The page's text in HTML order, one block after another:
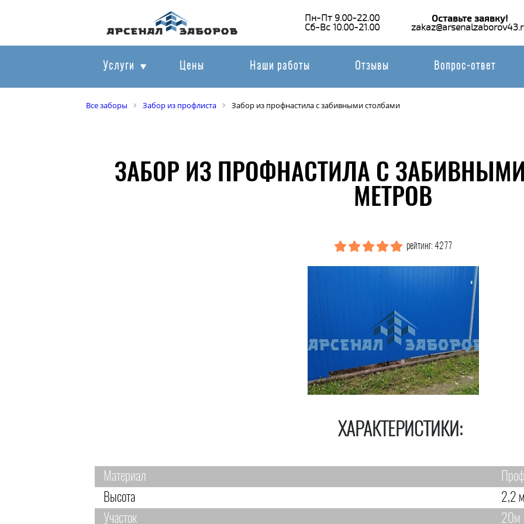
Пн-Пт 9.00-22.00
Сб-Вс 10.00-21.00
Оставьте заявку!
Услуги Цены Наши работы Отзывы Вопрос-ответ
Все заборы Забор из профлиста Забор из профнастила с забивными столбами
ЗАБОР ИЗ ПРОФНАСТИЛА С
МЕТРОВ
рейтинг: 4277
ХАРАКТЕРИСТИКИ:
Материал
Высота
2,2
Участок
20м